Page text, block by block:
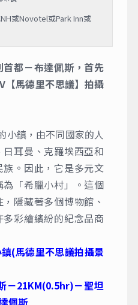
或Novotel或Park Inn或
都－布達佩斯，首先
【馬德里不思議】拍攝
小鎮，由不同國家的人
耳曼、克羅埃西亞和
。因此，它是多元文
「希臘小村」。這個
隱藏著多個博物館、
彩繪繽紛的紀念品商
鎮(馬德里不思議拍攝景
－21KM(0.5hr)－聖坦
佩斯